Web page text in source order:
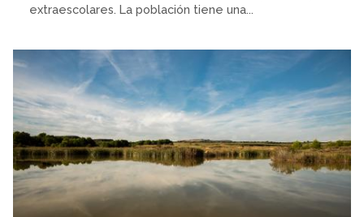
extraescolares. La población tiene una...